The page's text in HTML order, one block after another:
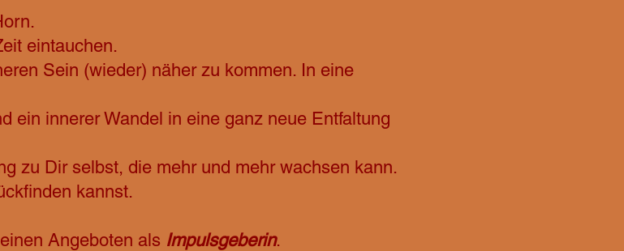
eintauchen.
Sein (wieder) näher zu kommen. In eine
ein innerer Wandel in eine ganz neue Entfaltung
zu Dir selbst, die mehr und mehr wachsen kann.
kannst.
Angeboten als Impulsgeberin.